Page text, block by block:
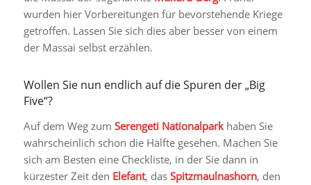
wurden hier Vorbereitungen für bevorstehende Kriege
getroffen. Lassen Sie sich dies aber besser von einem
der Massai selbst erzählen.
Wollen Sie nun endlich auf die Spuren der „Big
Five“?
Auf dem Weg zum Serengeti Nationalparkhaben Sie
wahrscheinlich schon die Hälfte gesehen. Machen Sie
sich am Besten eine Checkliste, in der Sie dann in
kürzester Zeit den Elefant, das Spitzmaulnashorn, den